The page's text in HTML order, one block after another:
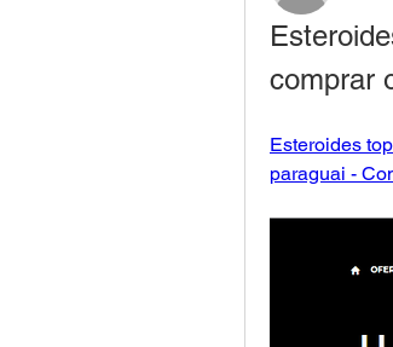
comprar
Esteroides
paraguai -